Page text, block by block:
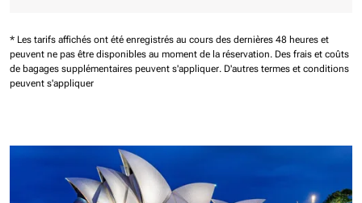
* Les tarifs affichés ont été enregistrés au cours des dernières 48 heures et
peuvent ne pas être disponibles au moment de la réservation. Des frais et coûts
de bagages supplémentaires peuvent s'appliquer. D'autres termes et conditions
peuvent s'appliquer